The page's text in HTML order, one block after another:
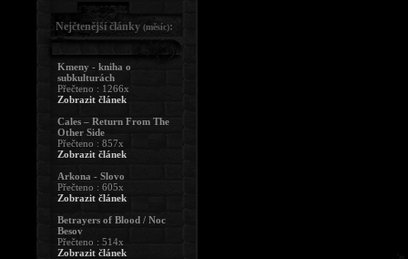
Nejčtenější články (měsíc):
Kmeny - kniha o
subkulturách
Přečteno : 1266x
Zobrazit článek
Cales – Return From The
Other Side
Přečteno : 857x
Zobrazit článek
Arkona - Slovo
Přečteno : 605x
Zobrazit článek
Betrayers of Blood / Noc
Besov
Přečteno : 514x
Zobrazit článek